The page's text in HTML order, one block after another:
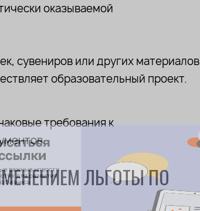
оказываемой
сувениров или других материалов
образовательный проект.
требования к
ЛЬГОТЫ ПО